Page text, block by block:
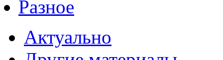
Разное
Актуально